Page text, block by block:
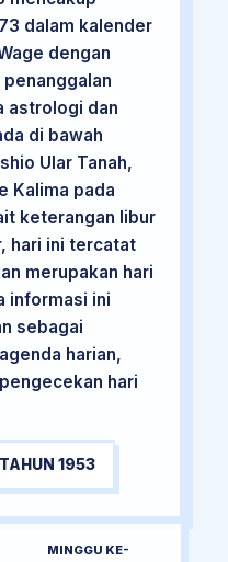
dalam kalender
dengan
astrologi dan
di bawah
Ular Tanah,
Kalima pada
keterangan libur
hari ini tercatat
merupakan hari
informasi ini
sebagai
harian,
hari
TAHUN 1953
MINGGU KE-